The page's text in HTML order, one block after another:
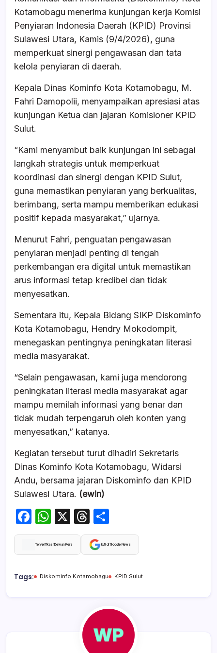
e
b
o
o
k
s
A
p
p
a
d
s
e
Kotamobagu menerima kunjungan kerja Komisi
Penyiaran Indonesia Daerah (KPID) Provinsi
Sulawesi Utara, Kamis (9/4/2026), guna
memperkuat sinergi pengawasan dan tata
kelola penyiaran di daerah.
Kepala Dinas Kominfo Kota Kotamobagu, M.
Fahri Damopolii, menyampaikan apresiasi atas
kunjungan Ketua dan jajaran Komisioner KPID
Sulut.
“Kami menyambut baik kunjungan ini sebagai
langkah strategis untuk memperkuat
koordinasi dan sinergi dengan KPID Sulut,
guna memastikan penyiaran yang berkualitas,
berimbang, serta mampu memberikan edukasi
positif kepada masyarakat,” ujarnya.
Menurut Fahri, penguatan pengawasan
penyiaran menjadi penting di tengah
perkembangan era digital untuk memastikan
arus informasi tetap kredibel dan tidak
menyesatkan.
Sementara itu, Kepala Bidang SIKP Diskominfo
Kota Kotamobagu, Hendry Mokodompit,
menegaskan pentingnya peningkatan literasi
media masyarakat.
“Selain pengawasan, kami juga mendorong
peningkatan literasi media masyarakat agar
mampu memilah informasi yang benar dan
tidak mudah terpengaruh oleh konten yang
menyesatkan,” katanya.
Kegiatan tersebut turut dihadiri Sekretaris
Dinas Kominfo Kota Kotamobagu, Widarsi
Andu, bersama jajaran Diskominfo dan KPID
Sulawesi Utara. (ewin)
F
a
c
b
W
h
at
A
X
T
hr
e
d
h
ar
Terverifikasi Dewan Pers Ikuti di Google News
Tags: Diskominfo Kotamobagu KPID Sulut